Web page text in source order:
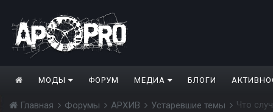
МОДЫ ФОРУМ МЕДИА БЛОГИ
Главная Форумы АРХИВ Устаревшие темы Что